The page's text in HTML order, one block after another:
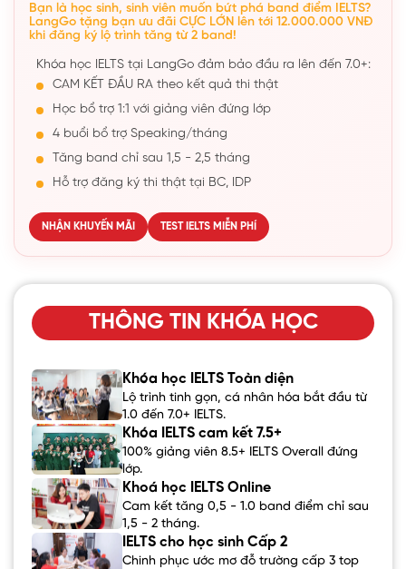
Bạn là học sinh, sinh viên muốn bứt phá band điểm IELTS?
LangGo tặng bạn ưu đãi CỰC LỚN lên tới 12.000.000 VNĐ
khi đăng ký lộ trình tăng từ 2 band!
Khóa học IELTS tại LangGo đảm bảo đầu ra lên đến 7.0+:
CAM KẾT ĐẦU RA theo kết quả thi thật
Học bổ trợ 1:1 với giảng viên đứng lớp
4 buổi bổ trợ Speaking/tháng
Tăng band chỉ sau 1,5 - 2,5 tháng
Hỗ trợ đăng ký thi thật tại BC, IDP
NHẬN KHUYẾN MÃI TEST IELTS MIỄN PHÍ
THÔNG TIN KHÓA HỌC
Khóa học IELTS Toàn diện
Lộ trình tinh gọn, cá nhân hóa bắt đầu từ
1.0 đến 7.0+ IELTS.
Khóa IELTS cam kết 7.5+
100% giảng viên 8.5+ IELTS Overall đứng
lớp.
Khoá học IELTS Online
Cam kết tăng 0,5 - 1.0 band điểm chỉ sau
1,5 - 2 tháng.
IELTS cho học sinh Cấp 2
Chinh phục ước mơ đỗ trường cấp 3 top